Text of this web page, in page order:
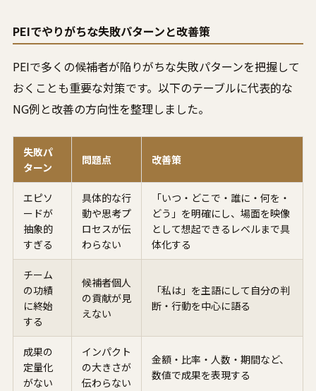
PEIでやりがちな失敗パターンと改善策
PEIで多くの候補者が陥りがちな失敗パターンを把握して
おくことも重要な対策です。以下のテーブルに代表的な
NG例と改善の方向性を整理しました。
失敗パ
ターン
問題点 改善策
エピソ
ードが
抽象的
すぎる
具体的な行
動や思考プ
ロセスが伝
わらない
「いつ・どこで・誰に・何を・
どう」を明確にし、場面を映像
として想起できるレベルまで具
体化する
チーム
の功績
に終始
する
候補者個人
の貢献が見
えない
「私は」を主語にして自分の判
断・行動を中心に語る
成果の
定量化
がない
インパクト
の大きさが
伝わらない
金額・比率・人数・期間など、
数値で成果を表現する